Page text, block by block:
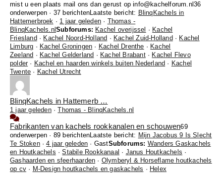
mist u een plaats mail ons dan gerust op info@kachelforum.nl36
onderwerpen · 37 berichten Laatste bericht: BlinqKachels in
Hattemerbroek · 1 jaar geleden · Thomas -
BlinqKachels.nl Subforums: Kachel overijssel · Kachel
Friesland · Kachel Noord-Holland · Kachel Zuid-Holland · Kachel
Limburg · Kachel Groningen · Kachel Drenthe · Kachel
Zeeland · Kachel Gelderland · Kachel Brabant· Kachel Flevo
polder· Kachel en haarden winkels buiten Nederland · Kachel
Twente · Kachel Utrecht
BlinqKachels in Hattemerb …
1 jaar geleden·Thomas - BlinqKachels.nl
Fabrikanten van kachels rookkanalen en schouwen69
onderwerpen · 89 berichten Laatste bericht: Mijn Jacobus 9 Is Slecht
Te Stoken·4 jaar geleden · GastSubforums: Wanders Gaskachels
en Houtkachels ·Stabile Rookkanaal · Janus Houtkachels ·
Gashaarden en sfeerhaarden · Olymberyl & Horseflame houtkachels
op cv · M-Design houtkachels en gaskachels · Helex